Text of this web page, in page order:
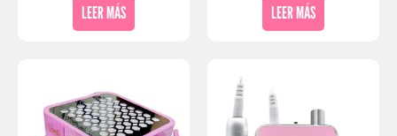
LEER MÁS LEER MÁS